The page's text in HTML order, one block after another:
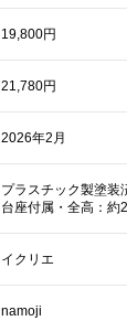
19,800円
21,780円
2026年2月
プラスチック製塗装
台座付属・全高：約
イクリエ
namoji